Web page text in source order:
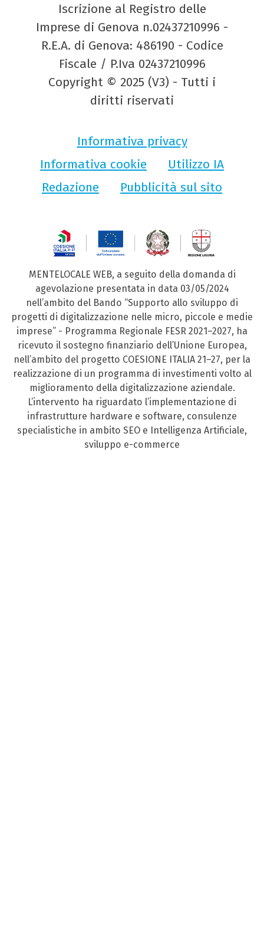
Iscrizione al Registro delle
Imprese di Genova n.02437210996 -
R.E.A. di Genova: 486190 - Codice
Fiscale / P.Iva 02437210996
Copyright © 2025 (V3) - Tutti i
diritti riservati
Informativa privacy
Informativa cookie
Utilizzo IA
Redazione
Pubblicità sul sito
MENTELOCALE WEB, a seguito della domanda di
agevolazione presentata in data 03/05/2024
nell’ambito del Bando “Supporto allo sviluppo di
progetti di digitalizzazione nelle micro, piccole e medie
imprese” - Programma Regionale FESR 2021–2027, ha
ricevuto il sostegno finanziario dell’Unione Europea,
nell’ambito del progetto COESIONE ITALIA 21–27, per la
realizzazione di un programma di investimenti volto al
miglioramento della digitalizzazione aziendale.
L’intervento ha riguardato l’implementazione di
infrastrutture hardware e software, consulenze
specialistiche in ambito SEO e Intelligenza Artificiale,
sviluppo e-commerce